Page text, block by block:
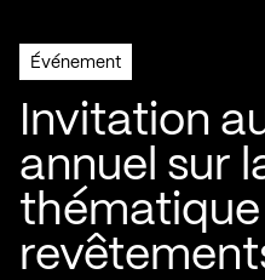
Événement
Invitation
annuel sur
thématique